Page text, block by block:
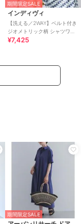
期間限定SALE
インディヴィ
【洗える／2WAY】ベルト付き
ジオメトリック柄 シャツワン
ピース
¥7,425
期間限定SALE